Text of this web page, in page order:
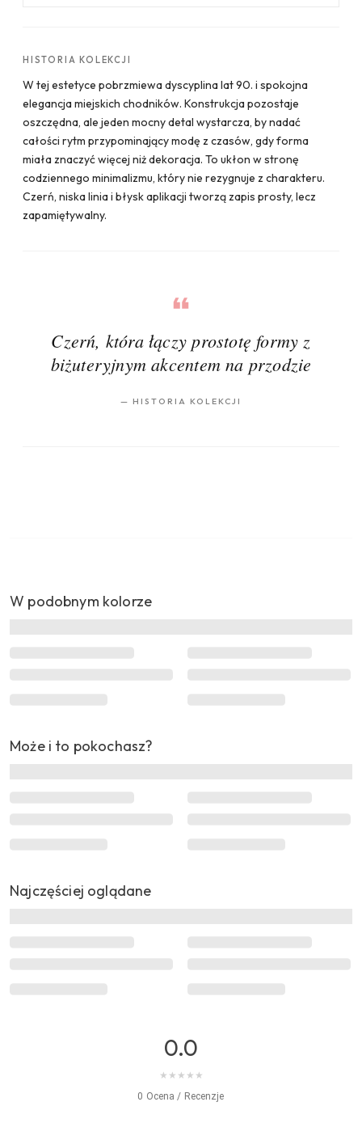
HISTORIA KOLEKCJI
W tej estetyce pobrzmiewa dyscyplina lat 90. i spokojna
elegancja miejskich chodników. Konstrukcja pozostaje
oszczędna, ale jeden mocny detal wystarcza, by nadać
całości rytm przypominający modę z czasów, gdy forma
miała znaczyć więcej niż dekoracja. To ukłon w stronę
codziennego minimalizmu, który nie rezygnuje z charakteru.
Czerń, niska linia i błysk aplikacji tworzą zapis prosty, lecz
zapamiętywalny.
Czerń, która łączy prostotę formy z
biżuteryjnym akcentem na przodzie
— HISTORIA KOLEKCJI
W podobnym kolorze
Może i to pokochasz?
Najczęściej oglądane
0.0
★ ★ ★ ★ ★
0 Ocena / Recenzje